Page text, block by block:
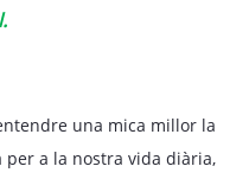
una mica millor la
a la nostra vida diària,